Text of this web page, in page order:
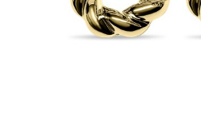
Σετ Δώρου